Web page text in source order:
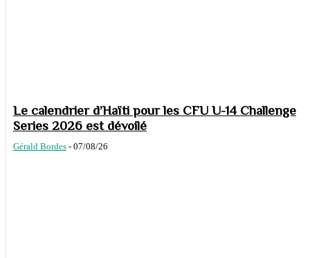
Le calendrier d’Haïti pour les CFU U-14 Challenge
Series 2026 est dévoilé
Gérald Bordes - 07/08/26